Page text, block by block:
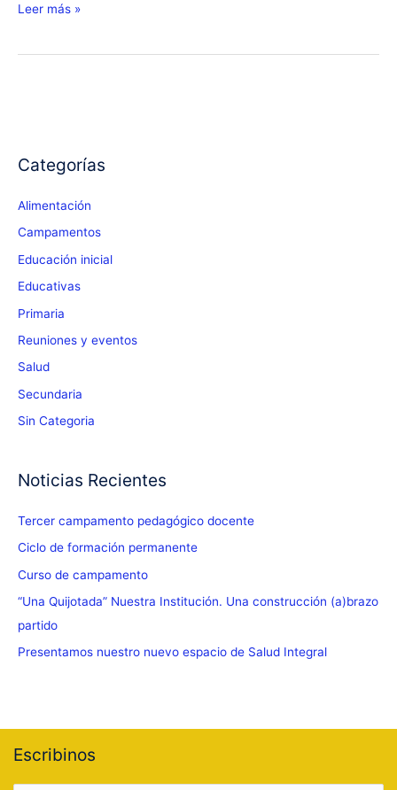
Así
aprende…
Leer más »
Categorías
Alimentación
Campamentos
Educación inicial
Educativas
Primaria
Reuniones y eventos
Salud
Secundaria
Sin Categoria
Noticias Recientes
Tercer campamento pedagógico docente
Ciclo de formación permanente
Curso de campamento
“Una Quijotada” Nuestra Institución. Una construcción (a)brazo
partido
Presentamos nuestro nuevo espacio de Salud Integral
Escribinos